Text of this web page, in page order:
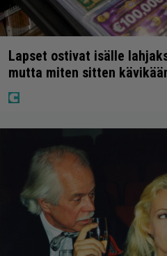
Lapset ostivat isälle
mutta miten sitten